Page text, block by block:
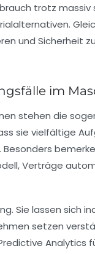
trotz
und
im
stehen die
sie vielfältige
Verträge
Sie lassen
setzen
Analytics